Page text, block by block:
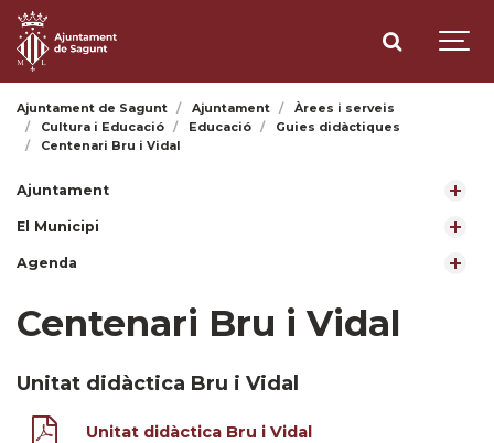
Ajuntament de Sagunt Ajuntament
Àrees i serveis
Cultura i Educació
Educació
Guies didàctiques
Centenari Bru i Vidal
Ajuntament
El Municipi
Agenda
Centenari Bru i Vidal
Unitat didàctica Bru i Vidal
Unitat didàctica Bru i Vidal